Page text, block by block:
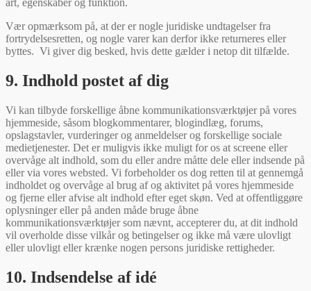
art, egenskaber og funktion.
Vær opmærksom på, at der er nogle juridiske undtagelser fra
fortrydelsesretten, og nogle varer kan derfor ikke returneres eller
byttes. Vi giver dig besked, hvis dette gælder i netop dit tilfælde.
9. Indhold postet af dig
Vi kan tilbyde forskellige åbne kommunikationsværktøjer på vores
hjemmeside, såsom blogkommentarer, blogindlæg, forums,
opslagstavler, vurderinger og anmeldelser og forskellige sociale
medietjenester. Det er muligvis ikke muligt for os at screene eller
overvåge alt indhold, som du eller andre måtte dele eller indsende på
eller via vores websted. Vi forbeholder os dog retten til at gennemgå
indholdet og overvåge al brug af og aktivitet på vores hjemmeside
og fjerne eller afvise alt indhold efter eget skøn. Ved at offentliggøre
oplysninger eller på anden måde bruge åbne
kommunikationsværktøjer som nævnt, accepterer du, at dit indhold
vil overholde disse vilkår og betingelser og ikke må være ulovligt
eller ulovligt eller krænke nogen persons juridiske rettigheder.
10. Indsendelse af idé